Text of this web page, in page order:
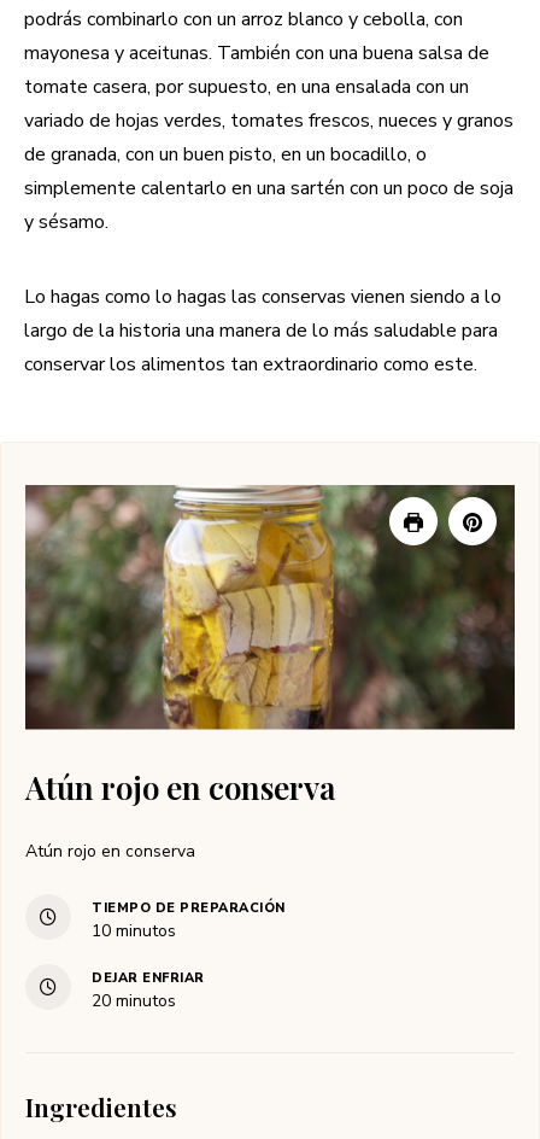
podrás combinarlo con un arroz blanco y cebolla, con
mayonesa y aceitunas. También con una buena salsa de
tomate casera, por supuesto, en una ensalada con un
variado de hojas verdes, tomates frescos, nueces y granos
de granada, con un buen pisto, en un bocadillo, o
simplemente calentarlo en una sartén con un poco de soja
y sésamo.
Lo hagas como lo hagas las conservas vienen siendo a lo
largo de la historia una manera de lo más saludable para
conservar los alimentos tan extraordinario como este.
Atún rojo en conserva
Atún rojo en conserva
TIEMPO DE PREPARACIÓN
10minutos
minutos
DEJAR ENFRIAR
20minutos
minutos
Ingredientes